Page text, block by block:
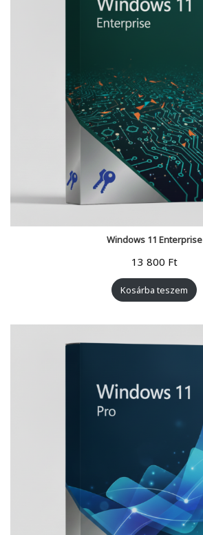
Windows 11 Enterprise
13 800 Ft
Kosárba teszem